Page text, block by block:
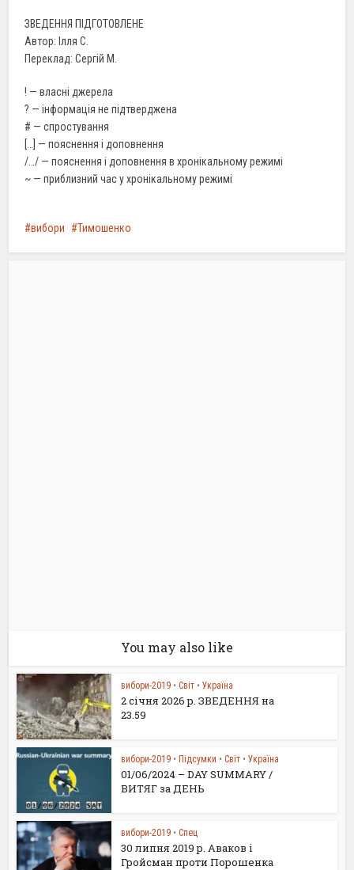
ЗВЕДЕННЯ ПІДГОТОВЛЕНЕ
Автор: Ілля С.
Переклад: Сергій М.
! — власні джерела
? — інформація не підтверджена
# — спростування
[…] — пояснення і доповнення
/…/ — пояснення і доповнення в хронікальному режимі
~ — приблизний час у хронікальному режимі
вибори Тимошенко
You may also like
вибори-2019 • Світ • Україна
2 січня 2026 р. ЗВЕДЕННЯ на
23.59
вибори-2019 • Підсумки • Світ • Україна
01/06/2024 – DAY SUMMARY /
ВИТЯГ за ДЕНЬ
вибори-2019 • Спец
30 липня 2019 р. Аваков і
Гройсман проти Порошенка